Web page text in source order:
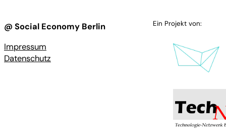
@ Social Economy Berlin
Impressum
Datenschutz
Ein Projekt von: